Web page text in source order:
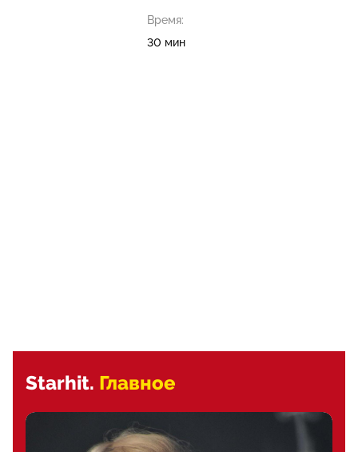
Время:
30 мин
Starhit. Главное